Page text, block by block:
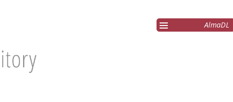
AlmaDL